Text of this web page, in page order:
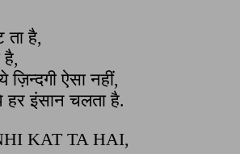
ता है,
है,
ऐसा नहीं,
इंसान चलता है.
KAT TA HAI,